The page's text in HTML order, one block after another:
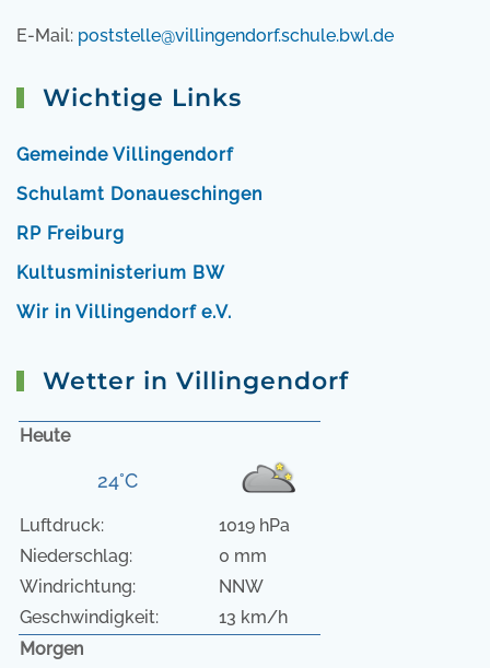
E-Mail: poststelle@villingendorf.schule.bwl.de
Wichtige Links
Gemeinde Villingendorf
Schulamt Donaueschingen
RP Freiburg
Kultusministerium BW
Wir in Villingendorf e.V.
Wetter in Villingendorf
Heute
24°C
Luftdruck:
1019 hPa
Niederschlag:
0 mm
Windrichtung:
NNW
Geschwindigkeit:
13 km/h
Morgen